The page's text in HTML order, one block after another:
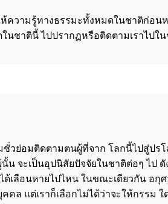
ความรู้ทางธรรมะทั้งหมดในชาติก่อ
นชาตินี้ ไปปรากฏหรือติดตามเราไป
ย่อมติดตามตนผู้ที่จาก โลกนี้ไปสู่ปร
จะเป็นอุปนิสัยปัจจัยในชาติต่อๆ ไป
เลือนหายไปไหน ในขณะเดียวกัน อ
คล แต่เราก็เลือกไม่ได้ว่าจะให้กรร